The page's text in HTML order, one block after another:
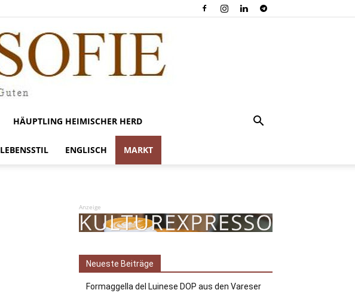
HÄUPTLING HEIMISCHER HERD
LEBENSSTIL ENGLISCH MARKT
Anzeige
Neueste Beiträge
Formaggella del Luinese DOP aus den Vareser